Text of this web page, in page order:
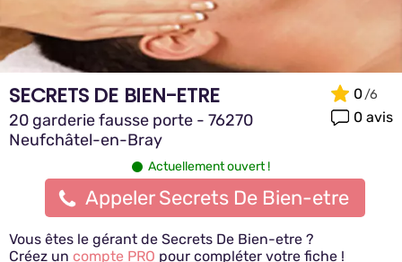
SECRETS DE BIEN-ETRE
20 garderie fausse porte - 76270
Neufchâtel-en-Bray
0
0 avis
Actuellement ouvert !
Appeler Secrets De Bien-etre
Vous êtes le gérant de Secrets De Bien-etre ?
Créez un compte PRO pour compléter votre fiche !